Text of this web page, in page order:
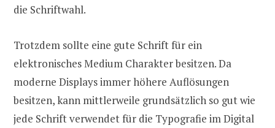
die Schriftwahl.
Trotzdem sollte eine gute Schrift für ein
elektronisches Medium Charakter besitzen. Da
moderne Displays immer höhere Auflösungen
besitzen, kann mittlerweile grundsätzlich so gut wie
jede Schrift verwendet für die Typografie im Digital